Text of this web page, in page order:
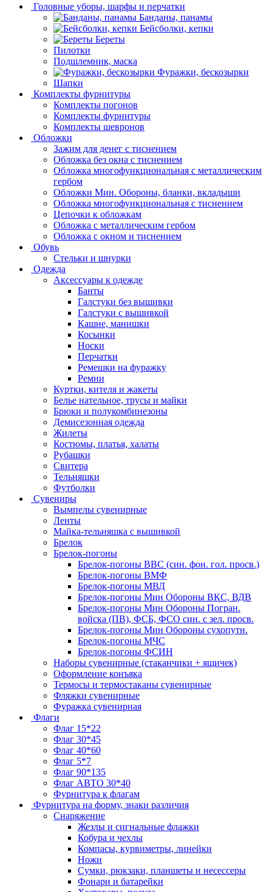
Головные уборы, шарфы и перчатки
Банданы, панамы
Бейсболки, кепки
Береты
Пилотки
Подшлемник, маска
Фуражки, бескозырки
Шапки
Комплекты фурнитуры
Комплекты погонов
Комплекты фурнитуры
Комплекты шевронов
Обложки
Зажим для денег с тиснением
Обложка без окна с тиснением
Обложка многофункциональная с металлическим
гербом
Обложки Мин. Обороны, бланки, вкладыши
Обложка многофункциональная с тиснением
Цепочки к обложкам
Обложка с металлическим гербом
Обложка с окном и тиснением
Обувь
Стельки и шнурки
Одежда
Аксессуары к одежде
Банты
Галстуки без вышивки
Галстуки с вышивкой
Кашне, манишки
Косынки
Носки
Перчатки
Ремешки на фуражку
Ремни
Куртки, кителя и жакеты
Белье нательное, трусы и майки
Брюки и полукомбинезоны
Демисезонная одежда
Жилеты
Костюмы, платья, халаты
Рубашки
Свитера
Тельняшки
Футболки
Сувениры
Вымпелы сувенирные
Ленты
Майка-тельняшка с вышивкой
Брелок
Брелок-погоны
Брелок-погоны ВВС (син. фон. гол. просв.)
Брелок-погоны ВМФ
Брелок-погоны МВД
Брелок-погоны Мин Обороны ВКС, ВДВ
Брелок-погоны Мин Обороны Погран.
войска (ПВ), ФСБ, ФСО син. с зел. просв.
Брелок-погоны Мин Обороны сухопутн.
Брелок-погоны МЧС
Брелок-погоны ФСИН
Наборы сувенирные (стаканчики + ящичек)
Оформление конъяка
Термосы и термостаканы сувенирные
Фляжки сувенирные
Фуражка сувенирная
Флаги
Флаг 15*22
Флаг 30*45
Флаг 40*60
Флаг 5*7
Флаг 90*135
Флаг АВТО 30*40
Фурнитура к флагам
Фурнитура на форму, знаки различия
Снаряжение
Жезлы и сигнальные флажки
Кобура и чехлы
Компасы, курвиметры, линейки
Ножи
Сумки, рюкзаки, планшеты и несессеры
Фонари и батарейки